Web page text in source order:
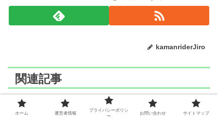
kamanriderJiro
関連記事
ア二メ
「もめんたりー・リリィ」の世界
観を深掘り：アニメに込められた
ホーム 運営者情報
プライバシーポリシ
ー
お問い合わせ サイトマップ